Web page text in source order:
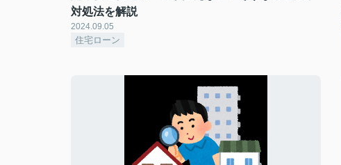
対処法を解説
2024.09.05
住宅ローン